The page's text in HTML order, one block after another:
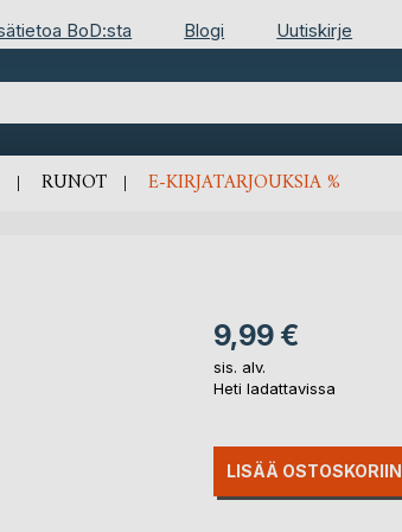
BoD:sta Blogi Uutiskirje
RUNOT E-KIRJATARJOUKSIA %
9,99 €
sis. alv.
Heti ladattavissa
LISÄÄ OSTOSKORIIN